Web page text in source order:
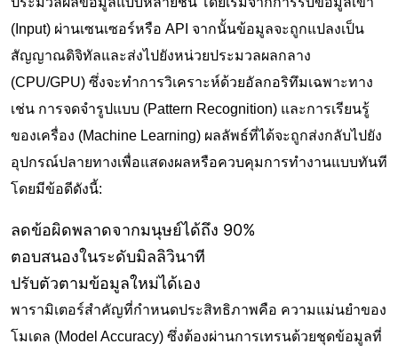
(Input) ผ่านเซนเซอร์หรือ API จากนั้นข้อมูลจะถูกแปลงเป็น
สัญญาณดิจิทัลและส่งไปยังหน่วยประมวลผลกลาง
(CPU/GPU) ซึ่งจะทำการวิเคราะห์ด้วยอัลกอริทึมเฉพาะทาง
เช่น การจดจำรูปแบบ (Pattern Recognition) และการเรียนรู้
ของเครื่อง (Machine Learning) ผลลัพธ์ที่ได้จะถูกส่งกลับไปยัง
อุปกรณ์ปลายทางเพื่อแสดงผลหรือควบคุมการทำงานแบบทันที
โดยมีข้อดีดังนี้:
ลดข้อผิดพลาดจากมนุษย์ได้ถึง 90%
ตอบสนองในระดับมิลลิวินาที
ปรับตัวตามข้อมูลใหม่ได้เอง
พารามิเตอร์สำคัญที่กำหนดประสิทธิภาพคือ ความแม่นยำของ
โมเดล (Model Accuracy) ซึ่งต้องผ่านการเทรนด้วยชุดข้อมูลที่